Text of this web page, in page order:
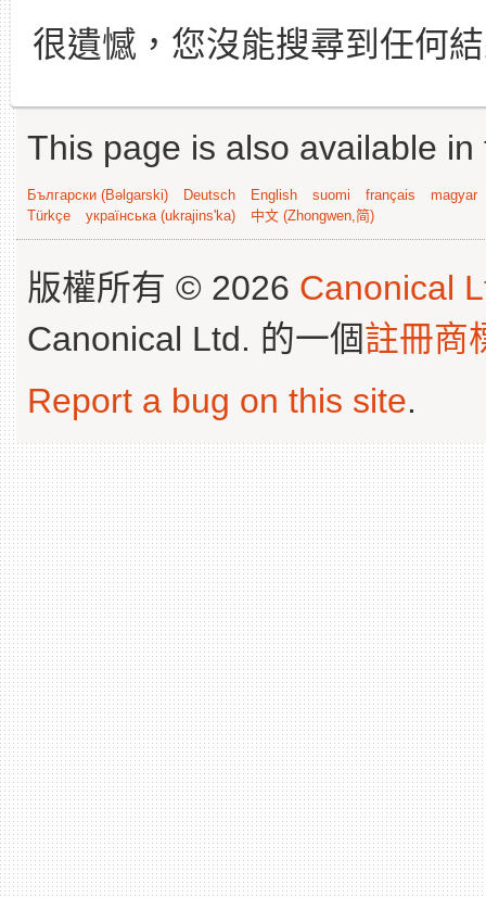
很遺憾，您沒能搜尋到任何
This page is also available
Български (Bəlgarski) Deutsch English suomi français
magyar
Türkçe
українська (ukrajins'ka) 中文 (Zhongwen,简)
版權所有 © 2026 Canonical
Canonical Ltd. 的一個註冊商
Report a bug on this site.